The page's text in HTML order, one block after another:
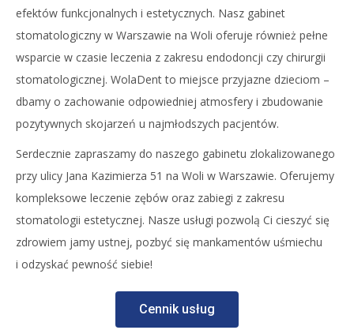
efektów funkcjonalnych i estetycznych. Nasz gabinet
stomatologiczny w Warszawie na Woli oferuje również pełne
wsparcie w czasie leczenia z zakresu endodoncji czy chirurgii
stomatologicznej. WolaDent to miejsce przyjazne dzieciom –
dbamy o zachowanie odpowiedniej atmosfery i zbudowanie
pozytywnych skojarzeń u najmłodszych pacjentów.
Serdecznie zapraszamy do naszego gabinetu zlokalizowanego
przy ulicy Jana Kazimierza 51 na Woli w Warszawie. Oferujemy
kompleksowe leczenie zębów oraz zabiegi z zakresu
stomatologii estetycznej. Nasze usługi pozwolą Ci cieszyć się
zdrowiem jamy ustnej, pozbyć się mankamentów uśmiechu
i odzyskać pewność siebie!
Cennik usług